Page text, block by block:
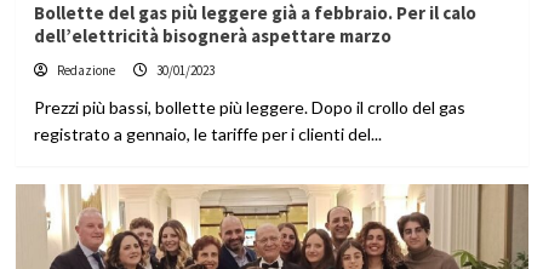
Bollette del gas più leggere già a febbraio. Per il calo
dell’elettricità bisognerà aspettare marzo
Redazione 30/01/2023
Prezzi più bassi, bollette più leggere. Dopo il crollo del gas
registrato a gennaio, le tariffe per i clienti del...